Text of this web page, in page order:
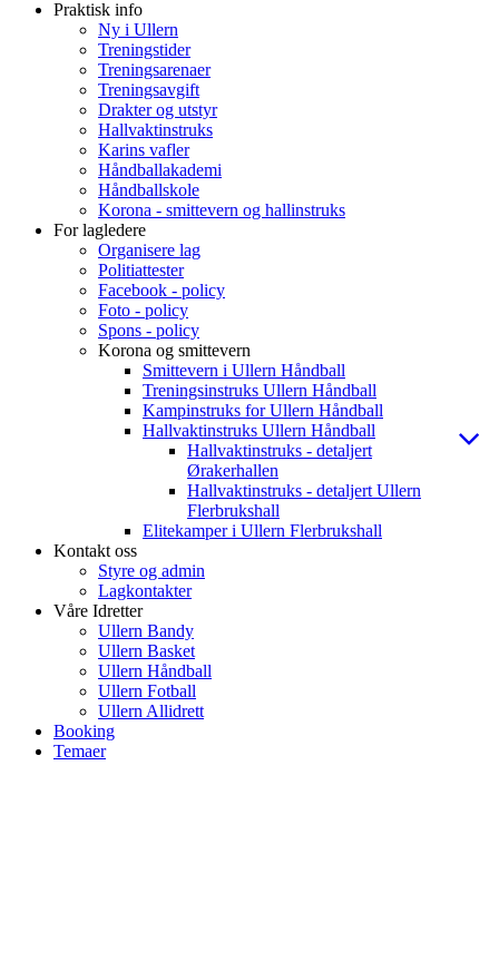
Praktisk info
Ny i Ullern
Treningstider
Treningsarenaer
Treningsavgift
Drakter og utstyr
Hallvaktinstruks
Karins vafler
Håndballakademi
Håndballskole
Korona - smittevern og hallinstruks
For lagledere
Organisere lag
Politiattester
Facebook - policy
Foto - policy
Spons - policy
Korona og smittevern
Smittevern i Ullern Håndball
Treningsinstruks Ullern Håndball
Kampinstruks for Ullern Håndball
Hallvaktinstruks Ullern Håndball
Hallvaktinstruks - detaljert
Ørakerhallen
Hallvaktinstruks - detaljert Ullern
Flerbrukshall
Elitekamper i Ullern Flerbrukshall
Kontakt oss
Styre og admin
Lagkontakter
Våre Idretter
Ullern Bandy
Ullern Basket
Ullern Håndball
Ullern Fotball
Ullern Allidrett
Booking
Temaer